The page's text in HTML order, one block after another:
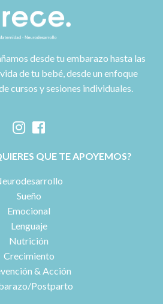
desde tu embarazo hasta las
de tu bebé, desde un enfoque
cursos y sesiones individuales.
QUE TE APOYEMOS?
Sueño
Emocional
Lenguaje
Nutrición
Crecimiento
& Acción
Postparto